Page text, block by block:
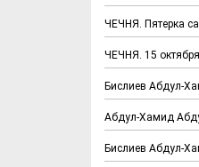
ЧЕЧНЯ. Пятерка
ЧЕЧНЯ. 15
Бислиев Абдул-
Абдул-Хамид
Бислиев Абдул-